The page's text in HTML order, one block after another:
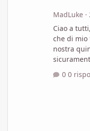
MadLuke·
Ciao a
che di mio
nostra
imprese è
0